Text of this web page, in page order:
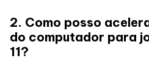
2. Como posso
do computador para
11?